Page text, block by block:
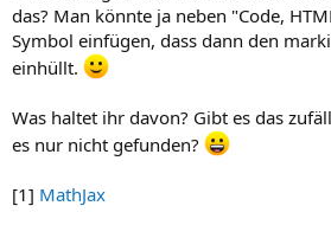
das? Man könnte ja neben "Code,
Symbol einfügen, dass dann den
einhüllt.
Was haltet ihr davon? Gibt es das
es nur nicht gefunden?
[1] MathJax